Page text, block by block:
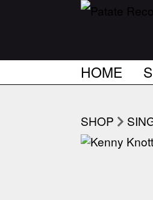
HOME
SHOP